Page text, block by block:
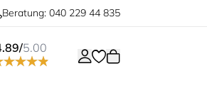
Beratung: 040 229 44 835
5.00